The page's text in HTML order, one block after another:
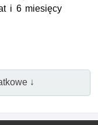
i 6 miesięcy
↓